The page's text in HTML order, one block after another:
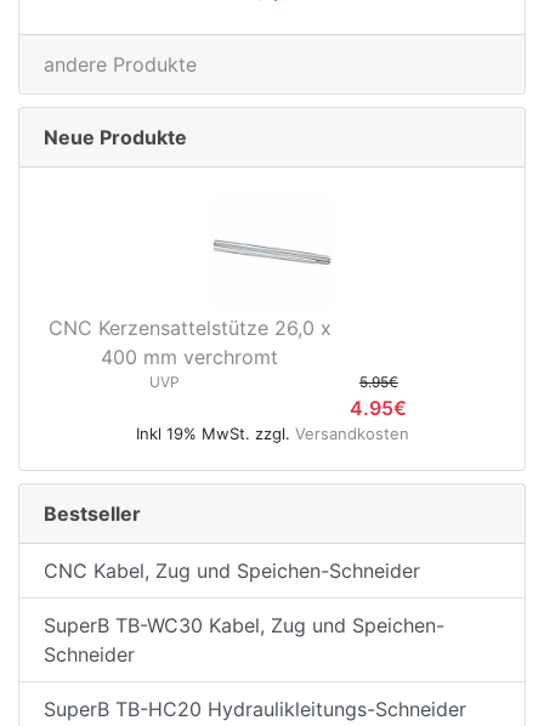
andere Produkte
Neue Produkte
CNC Kerzensattelstütze 26,0 x
400 mm verchromt
UVP 5.95€
4.95€
Inkl 19% MwSt. zzgl. Versandkosten
Bestseller
CNC Kabel, Zug und Speichen-Schneider
SuperB TB-WC30 Kabel, Zug und Speichen-
Schneider
SuperB TB-HC20 Hydraulikleitungs-Schneider